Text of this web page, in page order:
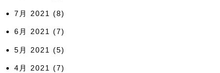
7月 2021 (8)
6月 2021 (7)
5月 2021 (5)
4月 2021 (7)